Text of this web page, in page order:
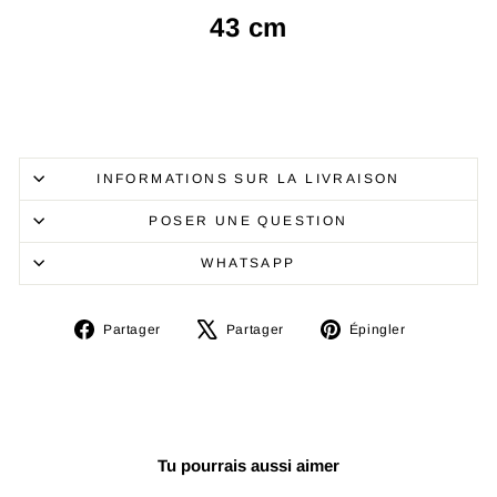
43 cm
INFORMATIONS SUR LA LIVRAISON
POSER UNE QUESTION
WHATSAPP
Partager
PartagerPartager
TweeterÉpingler
Tu pourrais aussi aimer